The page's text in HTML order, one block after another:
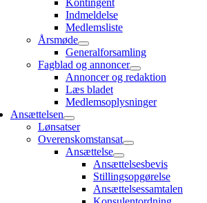
Kontingent
Indmeldelse
Medlemsliste
Årsmøde
Generalforsamling
Fagblad og annoncer
Annoncer og redaktion
Læs bladet
Medlemsoplysninger
Ansættelsen
Lønsatser
Overenskomstansat
Ansættelse
Ansættelsesbevis
Stillingsopgørelse
Ansættelsessamtalen